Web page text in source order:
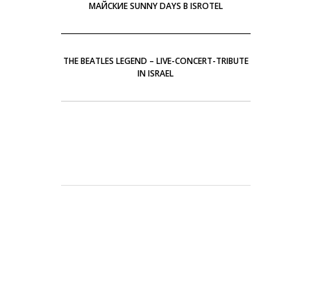
МАЙСКИЕ SUNNY DAYS В ISROTEL
THE BEATLES LEGEND – LIVE-СONCERT-TRIBUTE
IN ISRAEL